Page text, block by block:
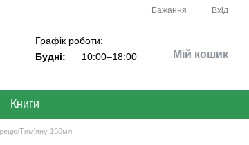
Бажання Вхід
Графік роботи:
Будні:
10:00–18:00 Мій кошик
Книги
Тим'яну 150мл